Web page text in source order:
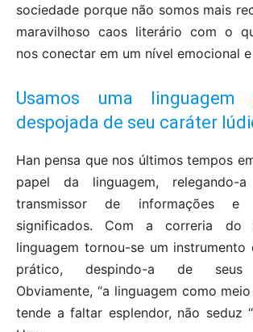
sociedade porque não somos mais
maravilhoso caos literário com o
nos conectar em um nível emocional
Usamos uma linguagem
despojada de seu caráter
Han pensa que nos últimos tempos
papel da linguagem,
transmissor de informações
significados. Com a correria
linguagem tornou-se um instrumento
prático, despindo-a de seus
Obviamente, “a linguagem como
tende a faltar esplendor, não seduz